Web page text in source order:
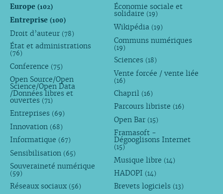
Europe (102)
Entreprise (100)
Droit d’auteur (78)
État et administrations
(76)
Conference (75)
Open Source/Open
Science/Open Data
/Données libres et
ouvertes (71)
Entreprises (69)
Innovation (68)
Informatique (67)
Sensibilisation (65)
Souveraineté numérique
(59)
Réseaux sociaux (56)
Économie sociale et
solidaire (19)
Wikipédia (19)
Communs numériques
(19)
Sciences (18)
Vente forcée / vente liée
(16)
Chapril (16)
Parcours libriste (16)
Open Bar (15)
Framasoft -
Dégooglisons Internet
(15)
Musique libre (14)
HADOPI (14)
Brevets logiciels (13)